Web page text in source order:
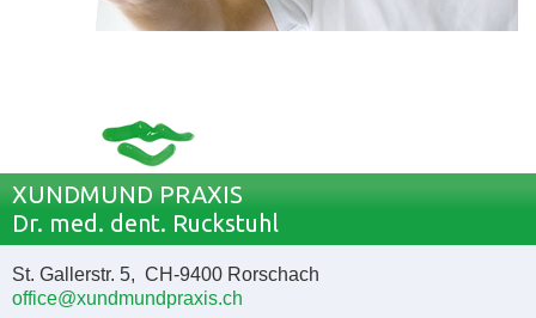
XUNDMUND PRAXIS
Dr. med. dent. Ruckstuhl
St. Gallerstr. 5, CH-9400 Rorschach
office@xundmundpraxis.ch